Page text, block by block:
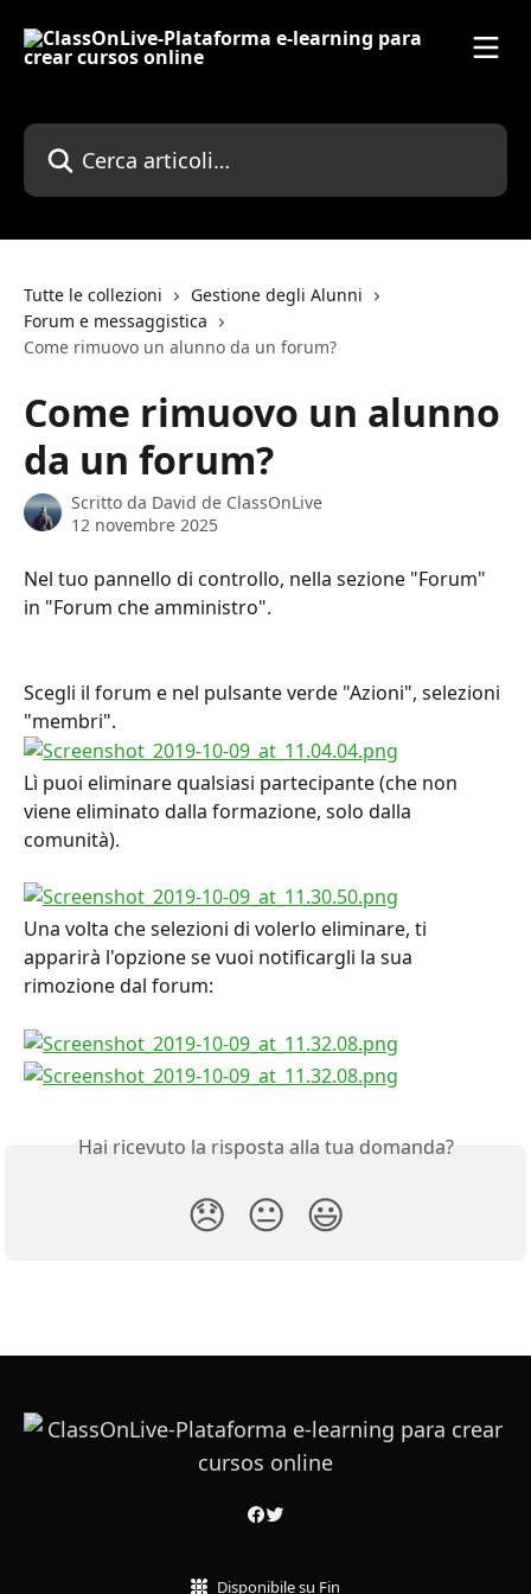
Cerca articoli…
Tutte le collezioni
Gestione degli Alunni
Forum e messaggistica
Come rimuovo un alunno da un forum?
Come rimuovo un alunno
da un forum?
Scritto da David de ClassOnLive
12 novembre 2025
Nel tuo pannello di controllo, nella sezione "Forum"
in "Forum che amministro".
Scegli il forum e nel pulsante verde "Azioni", selezioni
"membri".
Lì puoi eliminare qualsiasi partecipante (che non
viene eliminato dalla formazione, solo dalla
comunità).
Una volta che selezioni di volerlo eliminare, ti
apparirà l'opzione se vuoi notificargli la sua
rimozione dal forum:
Hai ricevuto la risposta alla tua domanda?
😞 😐 😃
Disponibile su Fin